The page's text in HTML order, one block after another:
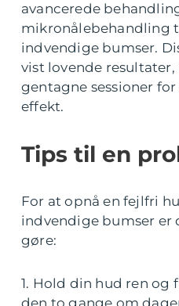
avancerede
mikronålebehandling
indvendige bumser.
vist lovende
gentagne sessioner
effekt.
Tips til en
For at opnå en fejlfri
indvendige bumser er
gøre:
1. Hold din hud ren og
den to gange om